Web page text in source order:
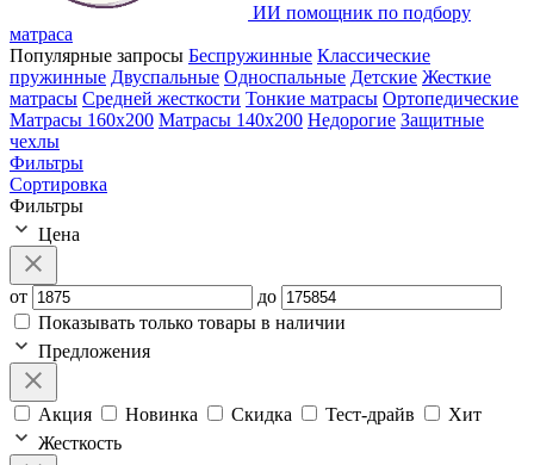
ИИ помощник по подбору
матраса
Популярные запросы Беспружинные Классические
пружинные Двуспальные Односпальные Детские Жесткие
матрасы Средней жесткости Тонкие матрасы Ортопедические
Матрасы 160х200 Матрасы 140х200 Недорогие Защитные
чехлы
Фильтры
Сортировка
Фильтры
Цена
от
до
Показывать только товары в наличии
Предложения
Акция Новинка Скидка Тест-драйв
Хит
Жесткость